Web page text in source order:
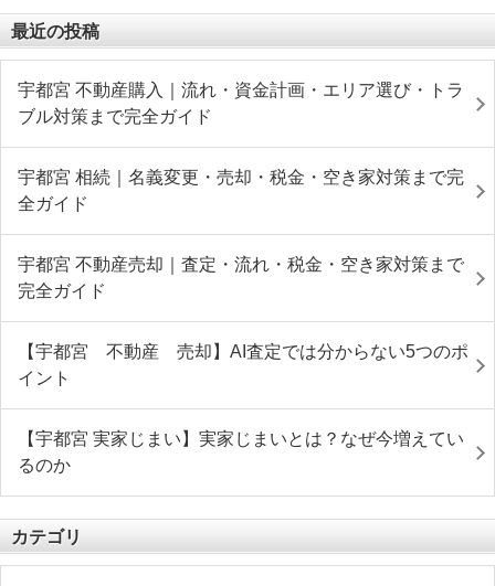
最近の投稿
宇都宮 不動産購入｜流れ・資金計画・エリア選び・トラ
ブル対策まで完全ガイド
宇都宮 相続｜名義変更・売却・税金・空き家対策まで完
全ガイド
宇都宮 不動産売却｜査定・流れ・税金・空き家対策まで
完全ガイド
【宇都宮 不動産 売却】AI査定では分からない5つのポ
イント
【宇都宮 実家じまい】実家じまいとは？なぜ今増えてい
るのか
カテゴリ